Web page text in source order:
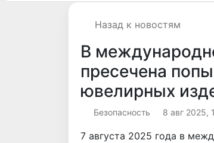
Назад к новостям
В
пресечена
ювелирных
Безопасность 8 авг 2025,
7 августа 2025 года в